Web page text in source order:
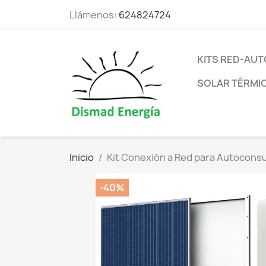
Llámenos: 624824724
KITS RED-
SOLAR
Inicio Kit Conexión a Red para
-40%